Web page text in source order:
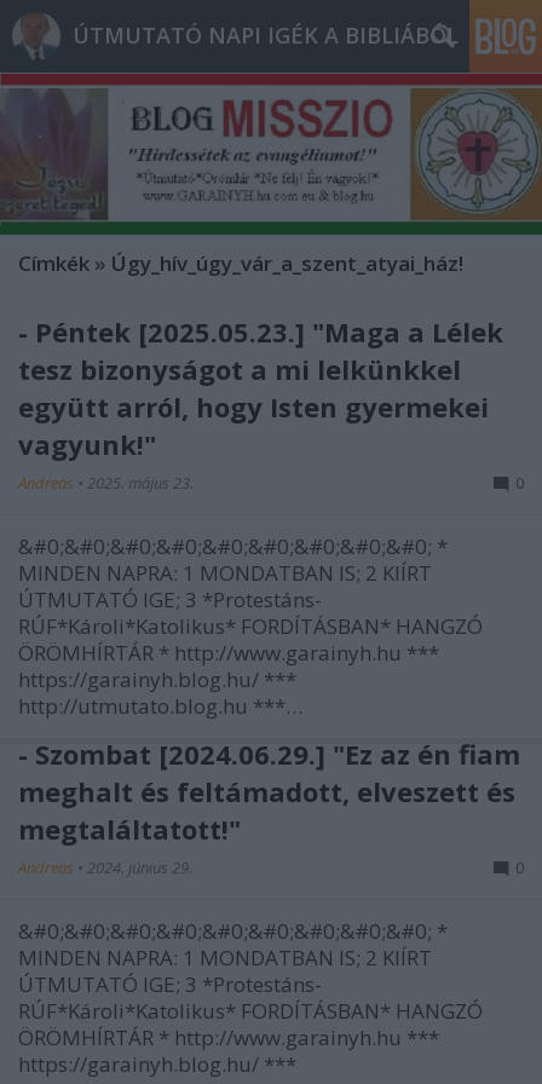
ÚTMUTATÓ NAPI IGÉK A BIBLIÁBÓL
Címkék » Úgy_hív_úgy_vár_a_szent_atyai_ház!
- Péntek [2025.05.23.] "Maga a Lélek
tesz bizonyságot a mi lelkünkkel
együtt arról, hogy Isten gyermekei
vagyunk!"
Andreas • 2025. május 23. 0
&#0;&#0;&#0;&#0;&#0;&#0;&#0;&#0;&#0; *
MINDEN NAPRA: 1 MONDATBAN IS; 2 KIÍRT
ÚTMUTATÓ IGE; 3 *Protestáns-
RÚF*Károli*Katolikus* FORDÍTÁSBAN* HANGZÓ
ÖRÖMHÍRTÁR * http://www.garainyh.hu ***
https://garainyh.blog.hu/ ***
http://utmutato.blog.hu ***…
- Szombat [2024.06.29.] "Ez az én fiam
meghalt és feltámadott, elveszett és
megtaláltatott!"
Andreas • 2024. június 29. 0
&#0;&#0;&#0;&#0;&#0;&#0;&#0;&#0;&#0; *
MINDEN NAPRA: 1 MONDATBAN IS; 2 KIÍRT
ÚTMUTATÓ IGE; 3 *Protestáns-
RÚF*Károli*Katolikus* FORDÍTÁSBAN* HANGZÓ
ÖRÖMHÍRTÁR * http://www.garainyh.hu ***
https://garainyh.blog.hu/ ***